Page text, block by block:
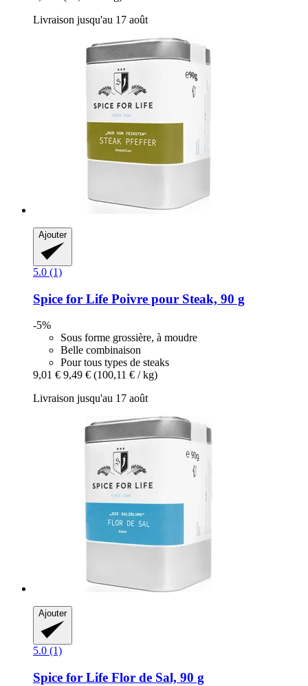
Livraison jusqu'au 17 août
Ajouter
5.0 (1)
Spice for Life Poivre pour Steak, 90 g
-5%
Sous forme grossière, à moudre
Belle combinaison
Pour tous types de steaks
9,01 € 9,49 € (100,11 € / kg)
Livraison jusqu'au 17 août
Ajouter
5.0 (1)
Spice for Life Flor de Sal, 90 g